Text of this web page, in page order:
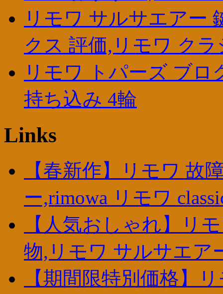
リモワ サルサエアー
クス 評価,リモワ ク
リモワ トパーズ ブロ
持ち込み 4輪
Links
【春新作】リモワ 故
ー,rimowa リモワ
【人気おしゃれ】リ
物,リモワ サルサエア
【期間限特別価格】